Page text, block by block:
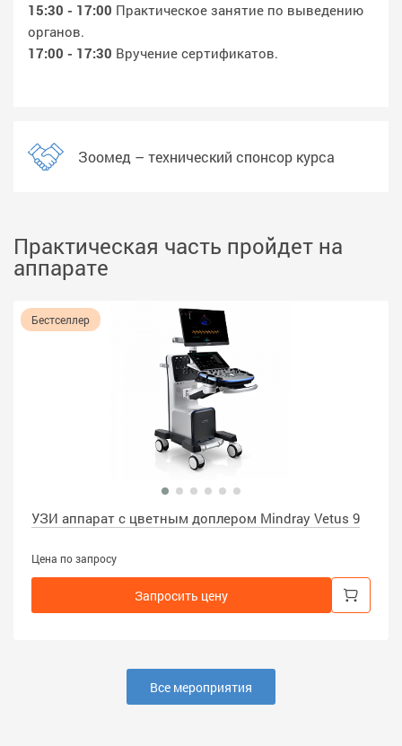
15:30 - 17:00 Практическое занятие по выведению
органов.
17:00 - 17:30 Вручение сертификатов.
Зоомед – технический спонсор курса
Практическая часть пройдет на
аппарате
Бестселлер
УЗИ аппарат с цветным доплером Mindray Vetus 9
Цена по запросу
Запросить цену
Все мероприятия